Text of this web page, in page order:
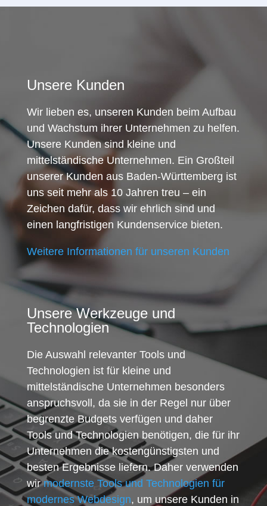
Unsere Kunden
Wir lieben es, unseren Kunden beim Aufbau
und Wachstum ihrer Unternehmen zu helfen.
Unsere Kunden sind kleine und
mittelständische Unternehmen. Ein Großteil
unserer Kunden aus Baden-Württemberg ist
uns seit mehr als 10 Jahren treu – ein
Zeichen dafür, dass wir ehrlich sind und
einen langfristigen Kundenservice bieten.
Weitere Informationen für unseren Kunden
Unsere Werkzeuge und
Technologien
Die Auswahl relevanter Tools und
Technologien ist für kleine und
mittelständische Unternehmen besonders
anspruchsvoll, da sie in der Regel nur über
begrenzte Budgets verfügen und daher
Tools und Technologien benötigen, die für ihr
Unternehmen die kostengünstigsten und
besten Ergebnisse liefern. Daher verwenden
wirmodernste Tools und Technologien für
modernes Webdesign, um unsere Kunden in